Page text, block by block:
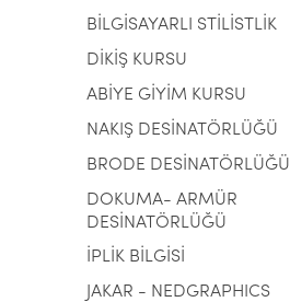
BİLGİSAYARLI STİLİSTLİK
DİKİŞ KURSU
ABİYE GİYİM KURSU
NAKIŞ DESİNATÖRLÜĞÜ
BRODE DESİNATÖRLÜĞÜ
DOKUMA- ARMÜR
DESİNATÖRLÜĞÜ
İPLİK BİLGİSİ
JAKAR - NEDGRAPHICS